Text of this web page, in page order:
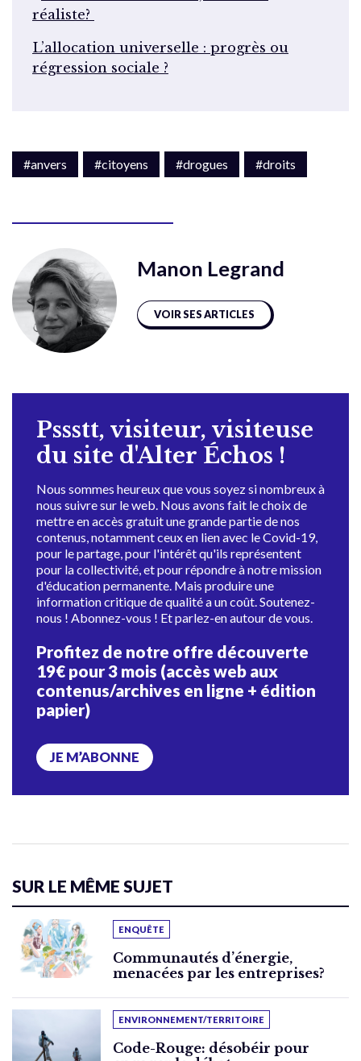
réaliste?
L’allocation universelle : progrès ou
régression sociale ?
#anvers #citoyens #drogues #droits
Manon Legrand
VOIR SES ARTICLES
Pssstt, visiteur, visiteuse
du site d'Alter Échos !
Nous sommes heureux que vous soyez si nombreux à
nous suivre sur le web. Nous avons fait le choix de
mettre en accès gratuit une grande partie de nos
contenus, notamment ceux en lien avec le Covid-19,
pour le partage, pour l'intérêt qu'ils représentent
pour la collectivité, et pour répondre à notre mission
d'éducation permanente. Mais produire une
information critique de qualité a un coût. Soutenez-
nous ! Abonnez-vous ! Et parlez-en autour de vous.
Profitez de notre offre découverte
19€ pour 3 mois (accès web aux
contenus/archives en ligne + édition
papier)
JE M’ABONNE
SUR LE MÊME SUJET
ENQUÊTE
Communautés d’énergie,
menacées par les entreprises?
ENVIRONNEMENT/TERRITOIRE
Code-Rouge: désobéir pour